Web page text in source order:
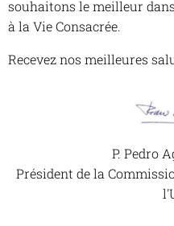
souhaitons le meilleur
à la Vie Consacrée.
Recevez nos meilleures
P. Pedro
Président de la